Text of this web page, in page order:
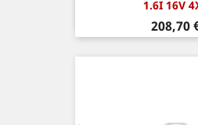
1.6I 16V
Prix
208,70